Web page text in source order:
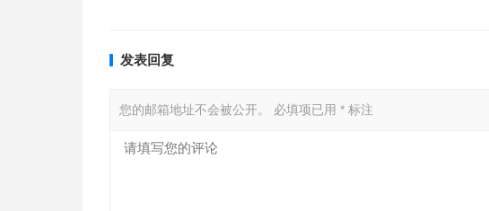
发表回复
您的邮箱地址不会被公开。 必填项已用 * 标注